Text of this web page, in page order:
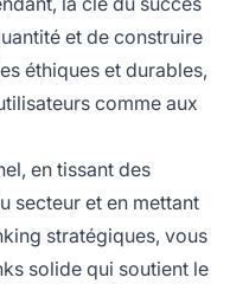
et de construire
éthiques et durables,
comme aux
en tissant des
secteur et en mettant
stratégiques, vous
solide qui soutient le